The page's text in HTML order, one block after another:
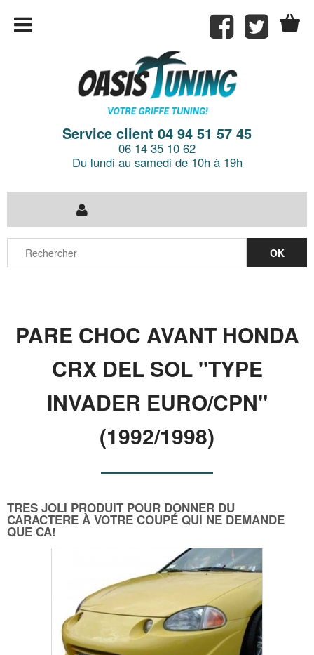
Service client 04 94 51 57 45
06 14 35 10 62
Du lundi au samedi de 10h à 19h
PARE CHOC AVANT HONDA
CRX DEL SOL "TYPE
INVADER EURO/CPN"
(1992/1998)
TRES JOLI PRODUIT POUR DONNER DU
CARACTERE À VOTRE COUPÉ QUI NE DEMANDE
QUE CA!